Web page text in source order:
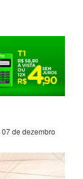
de dezembro